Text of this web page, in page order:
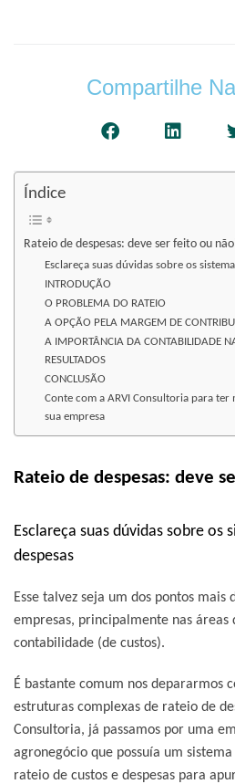
Compartilhe
Índice
Rateio de despesas: deve ser feito ou
Esclareça suas dúvidas sobre os
INTRODUÇÃO
O PROBLEMA DO RATEIO
A OPÇÃO PELA MARGEM DE
A IMPORTÂNCIA DA CONTABILIDADE
RESULTADOS
CONCLUSÃO
Conte com a ARVI Consultoria para ter
sua empresa
Rateio de despesas: deve
Esclareça suas dúvidas sobre os
despesas
Esse talvez seja um dos pontos mais
empresas, principalmente nas
contabilidade (de custos).
É bastante comum nos depararmos
estruturas complexas de rateio de
Consultoria, já passamos por uma
agronegócio que possuía um
rateio de custos e despesas para